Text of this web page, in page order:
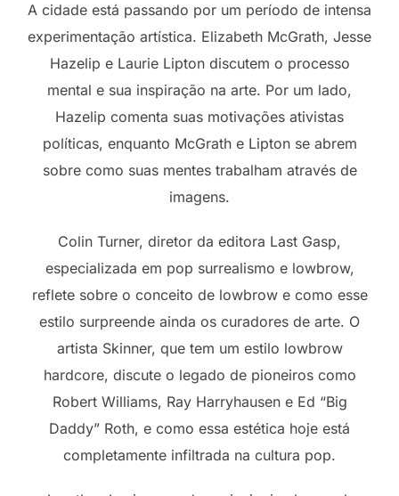
A cidade está passando por um período de intensa
experimentação artística. Elizabeth McGrath, Jesse
Hazelip e Laurie Lipton discutem o processo
mental e sua inspiração na arte. Por um lado,
Hazelip comenta suas motivações ativistas
políticas, enquanto McGrath e Lipton se abrem
sobre como suas mentes trabalham através de
imagens.
Colin Turner, diretor da editora Last Gasp,
especializada em pop surrealismo e lowbrow,
reflete sobre o conceito de lowbrow e como esse
estilo surpreende ainda os curadores de arte. O
artista Skinner, que tem um estilo lowbrow
hardcore, discute o legado de pioneiros como
Robert Williams, Ray Harryhausen e Ed “Big
Daddy” Roth, e como essa estética hoje está
completamente infiltrada na cultura pop.